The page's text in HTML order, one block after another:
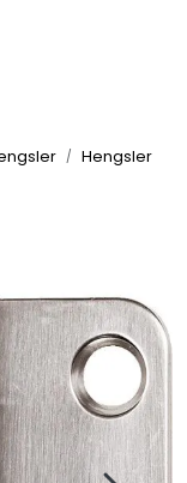
Hengsler